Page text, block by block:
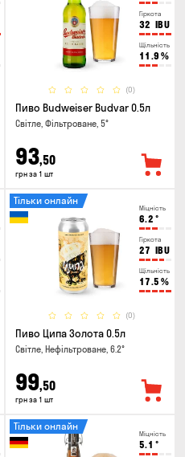
Гіркота
32 IBU
Щільність
11.9 %
(0)
Пиво Budweiser Budvar 0.5л
Світле, Фільтроване, 5°
93,50
грн за 1 шт
Міцність
6.2 °
Гіркота
27 IBU
Щільність
17.5 %
(0)
Тільки онлайн
Пиво Ципа Золота 0.5л
Світле, Нефільтроване, 6.2°
99,50
грн за 1 шт
Міцність
5.1 °
Тільки онлайн